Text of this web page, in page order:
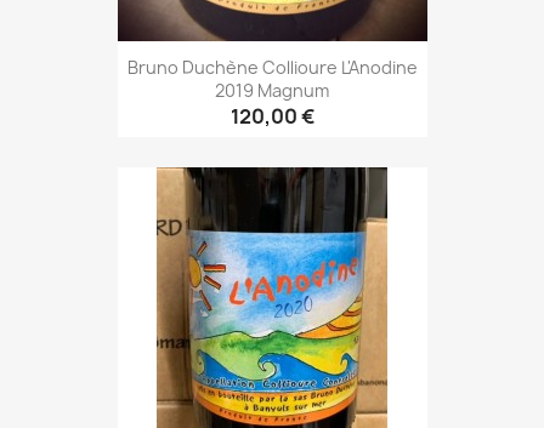
Bruno Duchène Collioure L'Anodine
2019 Magnum
120,00 €